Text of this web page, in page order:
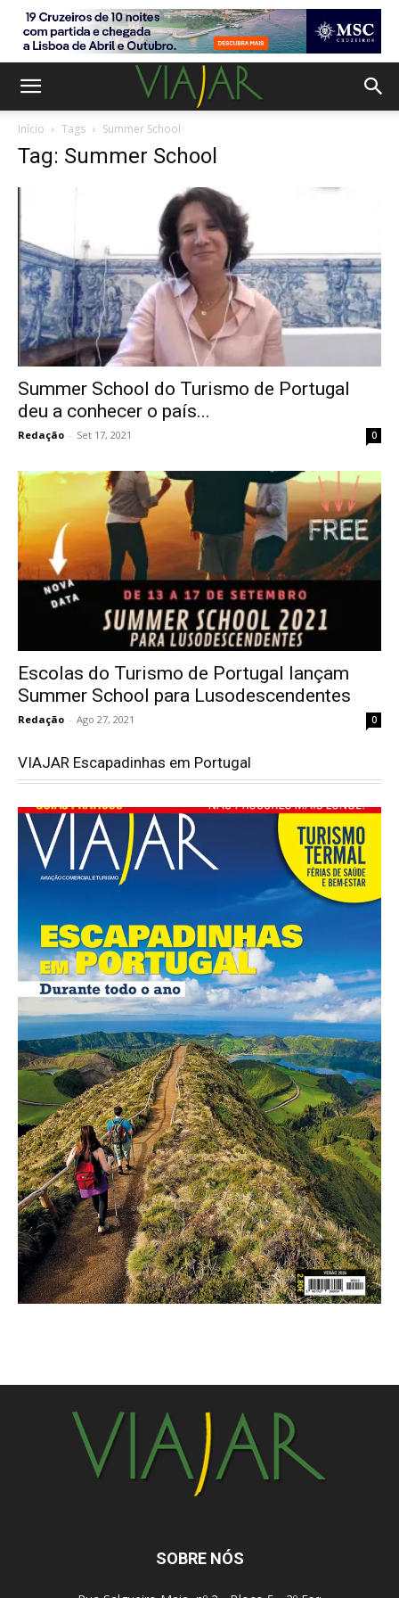
Início Tags Summer School
Tag: Summer School
Summer School do Turismo de Portugal
deu a conhecer o país...
Redação - Set 17, 2021 0
Escolas do Turismo de Portugal lançam
Summer School para Lusodescendentes
Redação - Ago 27, 2021 0
VIAJAR Escapadinhas em Portugal
SOBRE NÓS